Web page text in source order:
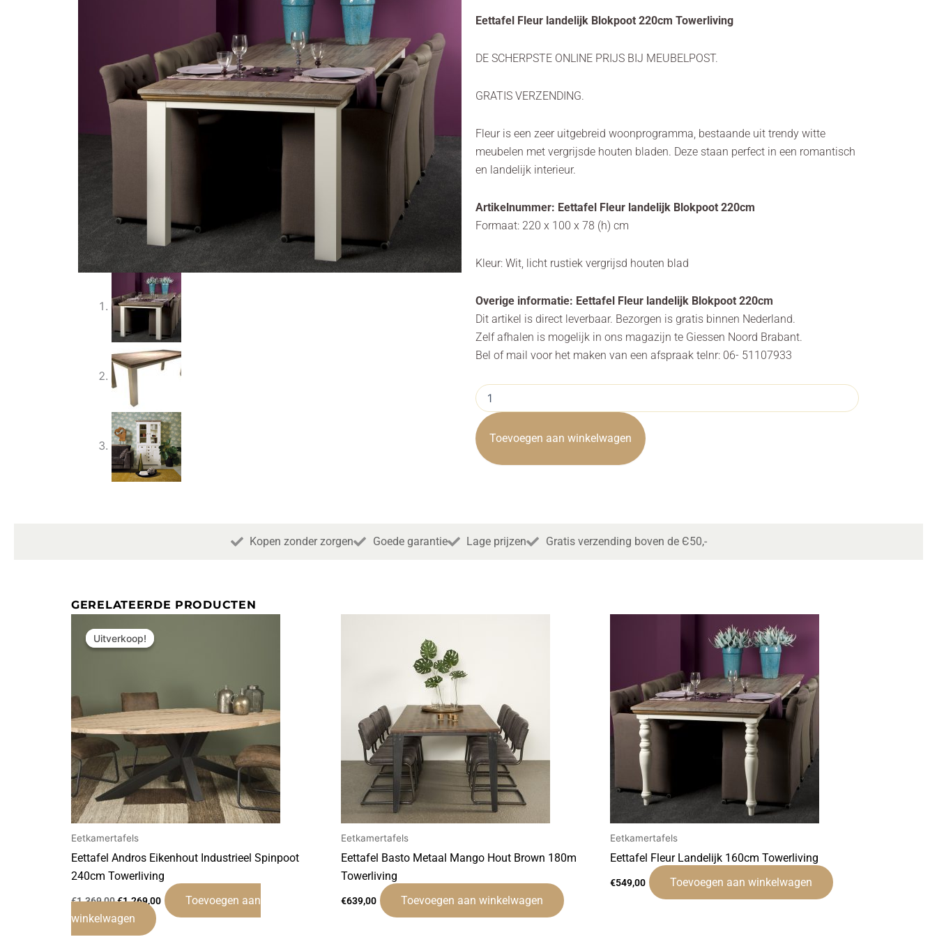
Eettafel Fleur landelijk Blokpoot 220cm Towerliving
DE SCHERPSTE ONLINE PRIJS BIJ MEUBELPOST.
GRATIS VERZENDING.
Fleur is een zeer uitgebreid woonprogramma, bestaande uit trendy witte
meubelen met vergrijsde houten bladen. Deze staan perfect in een romantisch
en landelijk interieur.
Artikelnummer: Eettafel Fleur landelijk Blokpoot 220cm
Formaat: 220 x 100 x 78 (h) cm
Kleur: Wit, licht rustiek vergrijsd houten blad
Overige informatie: Eettafel Fleur landelijk Blokpoot 220cm
Dit artikel is direct leverbaar. Bezorgen is gratis binnen Nederland.
Zelf afhalen is mogelijk in ons magazijn te Giessen Noord Brabant.
Bel of mail voor het maken van een afspraak telnr: 06- 51107933
Eettafel
Fleur
landelijk
Blokpoot
220cm
Towerliving
Toevoegen aan winkelwagen
Kopen zonder zorgen Goede garantie Lage prijzen Gratis verzending boven de Є50,-
GERELATEERDE PRODUCTEN
Uitverkoop!
Uitverkoop!
Eetkamertafels
Eettafel Andros Eikenhout Industrieel Spinpoot
240cm Towerliving
€1.369,00
prijs
was:
€1.269,00
Toevoegen aan
winkelwagen
Eetkamertafels
Eettafel Basto Metaal Mango Hout Brown 180m
Towerliving
€639,00 Toevoegen aan winkelwagen
Eetkamertafels
Eettafel Fleur Landelijk 160cm Towerliving
€549,00 Toevoegen aan winkelwagen